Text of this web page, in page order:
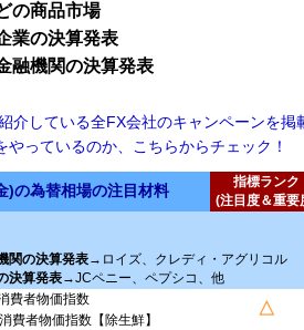
の商品市場
業の決算発表
融機関の決算発表
介している全FX会社のキャンペーンを掲
やっているのか、こちらからチェック！
)の為替相場の注目材料
指標ランク
(注目度＆重要
関の決算発表→ロイズ、クレディ・アグリコル
決算発表→JCペニー、ペプシコ、他
費者物価指数 △
費者物価指数【除生鮮】